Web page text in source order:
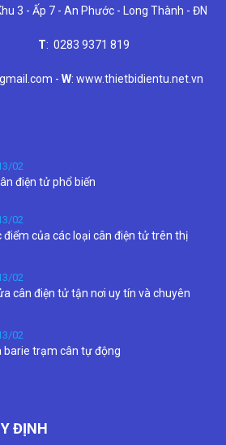
3 - Ấp 7 - An Phước - Long Thành - ĐN
T: 0283 9371 819
- W: www.thietbidientu.net.vn
02
điện tử phổ biến
02
điểm của các loại cân điện tử trên thị
02
cân điện tử tận nơi uy tín và chuyên
02
barie trạm cân tự động
ĐỊNH